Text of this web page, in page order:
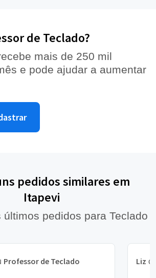
de Teclado?
mais de 250 mil
e pode ajudar a aumentar
pedidos similares em
Itapevi
últimos pedidos para Teclado
Professor de Teclado Liz